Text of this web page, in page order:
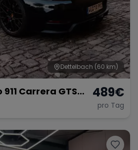
Dettelbach (60 km)
Carrera GTS
489€
pro Tag